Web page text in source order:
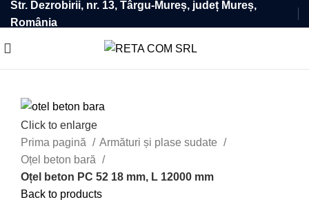
Str. Dezrobirii, nr. 13, Târgu-Mureș, județ Mureș,
România
Click to enlarge
Prima pagină
Armături și plase sudate
Oțel beton bară
Oțel beton PC 52 18 mm, L 12000 mm
Back to products